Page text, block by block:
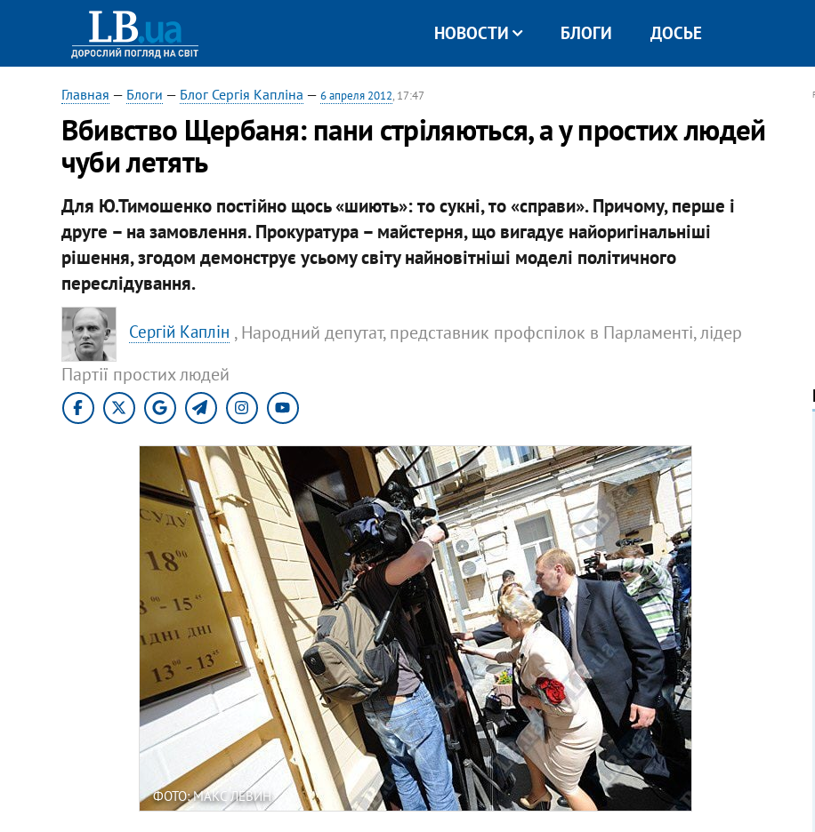
НОВОСТИ БЛОГИ ДОСЬЕ
Главная — Блоги — Блог Сергія Капліна — 6 апреля 2012, 17:47
Вбивство Щербаня: пани стріляються, а у простих людей
чуби летять
Для Ю.Тимошенко постійно щось «шиють»: то сукні, то «справи». Причому, перше і
друге – на замовлення. Прокуратура – майстерня, що вигадує найоригінальніші
рішення, згодом демонструє усьому світу найновітніші моделі політичного
переслідування.
Сергій Каплін , Народний депутат, представник профспілок в Парламенті, лідер
Партії простих людей
ФОТО: МАКС ЛЕВИН